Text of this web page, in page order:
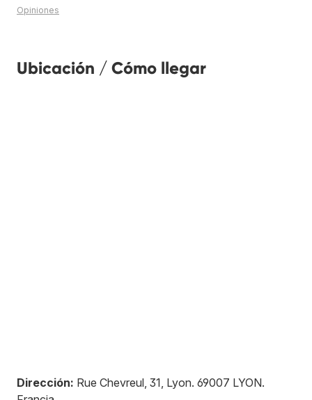
Opiniones
Ubicación / Cómo llegar
Dirección: Rue Chevreul, 31, Lyon. 69007 LYON.